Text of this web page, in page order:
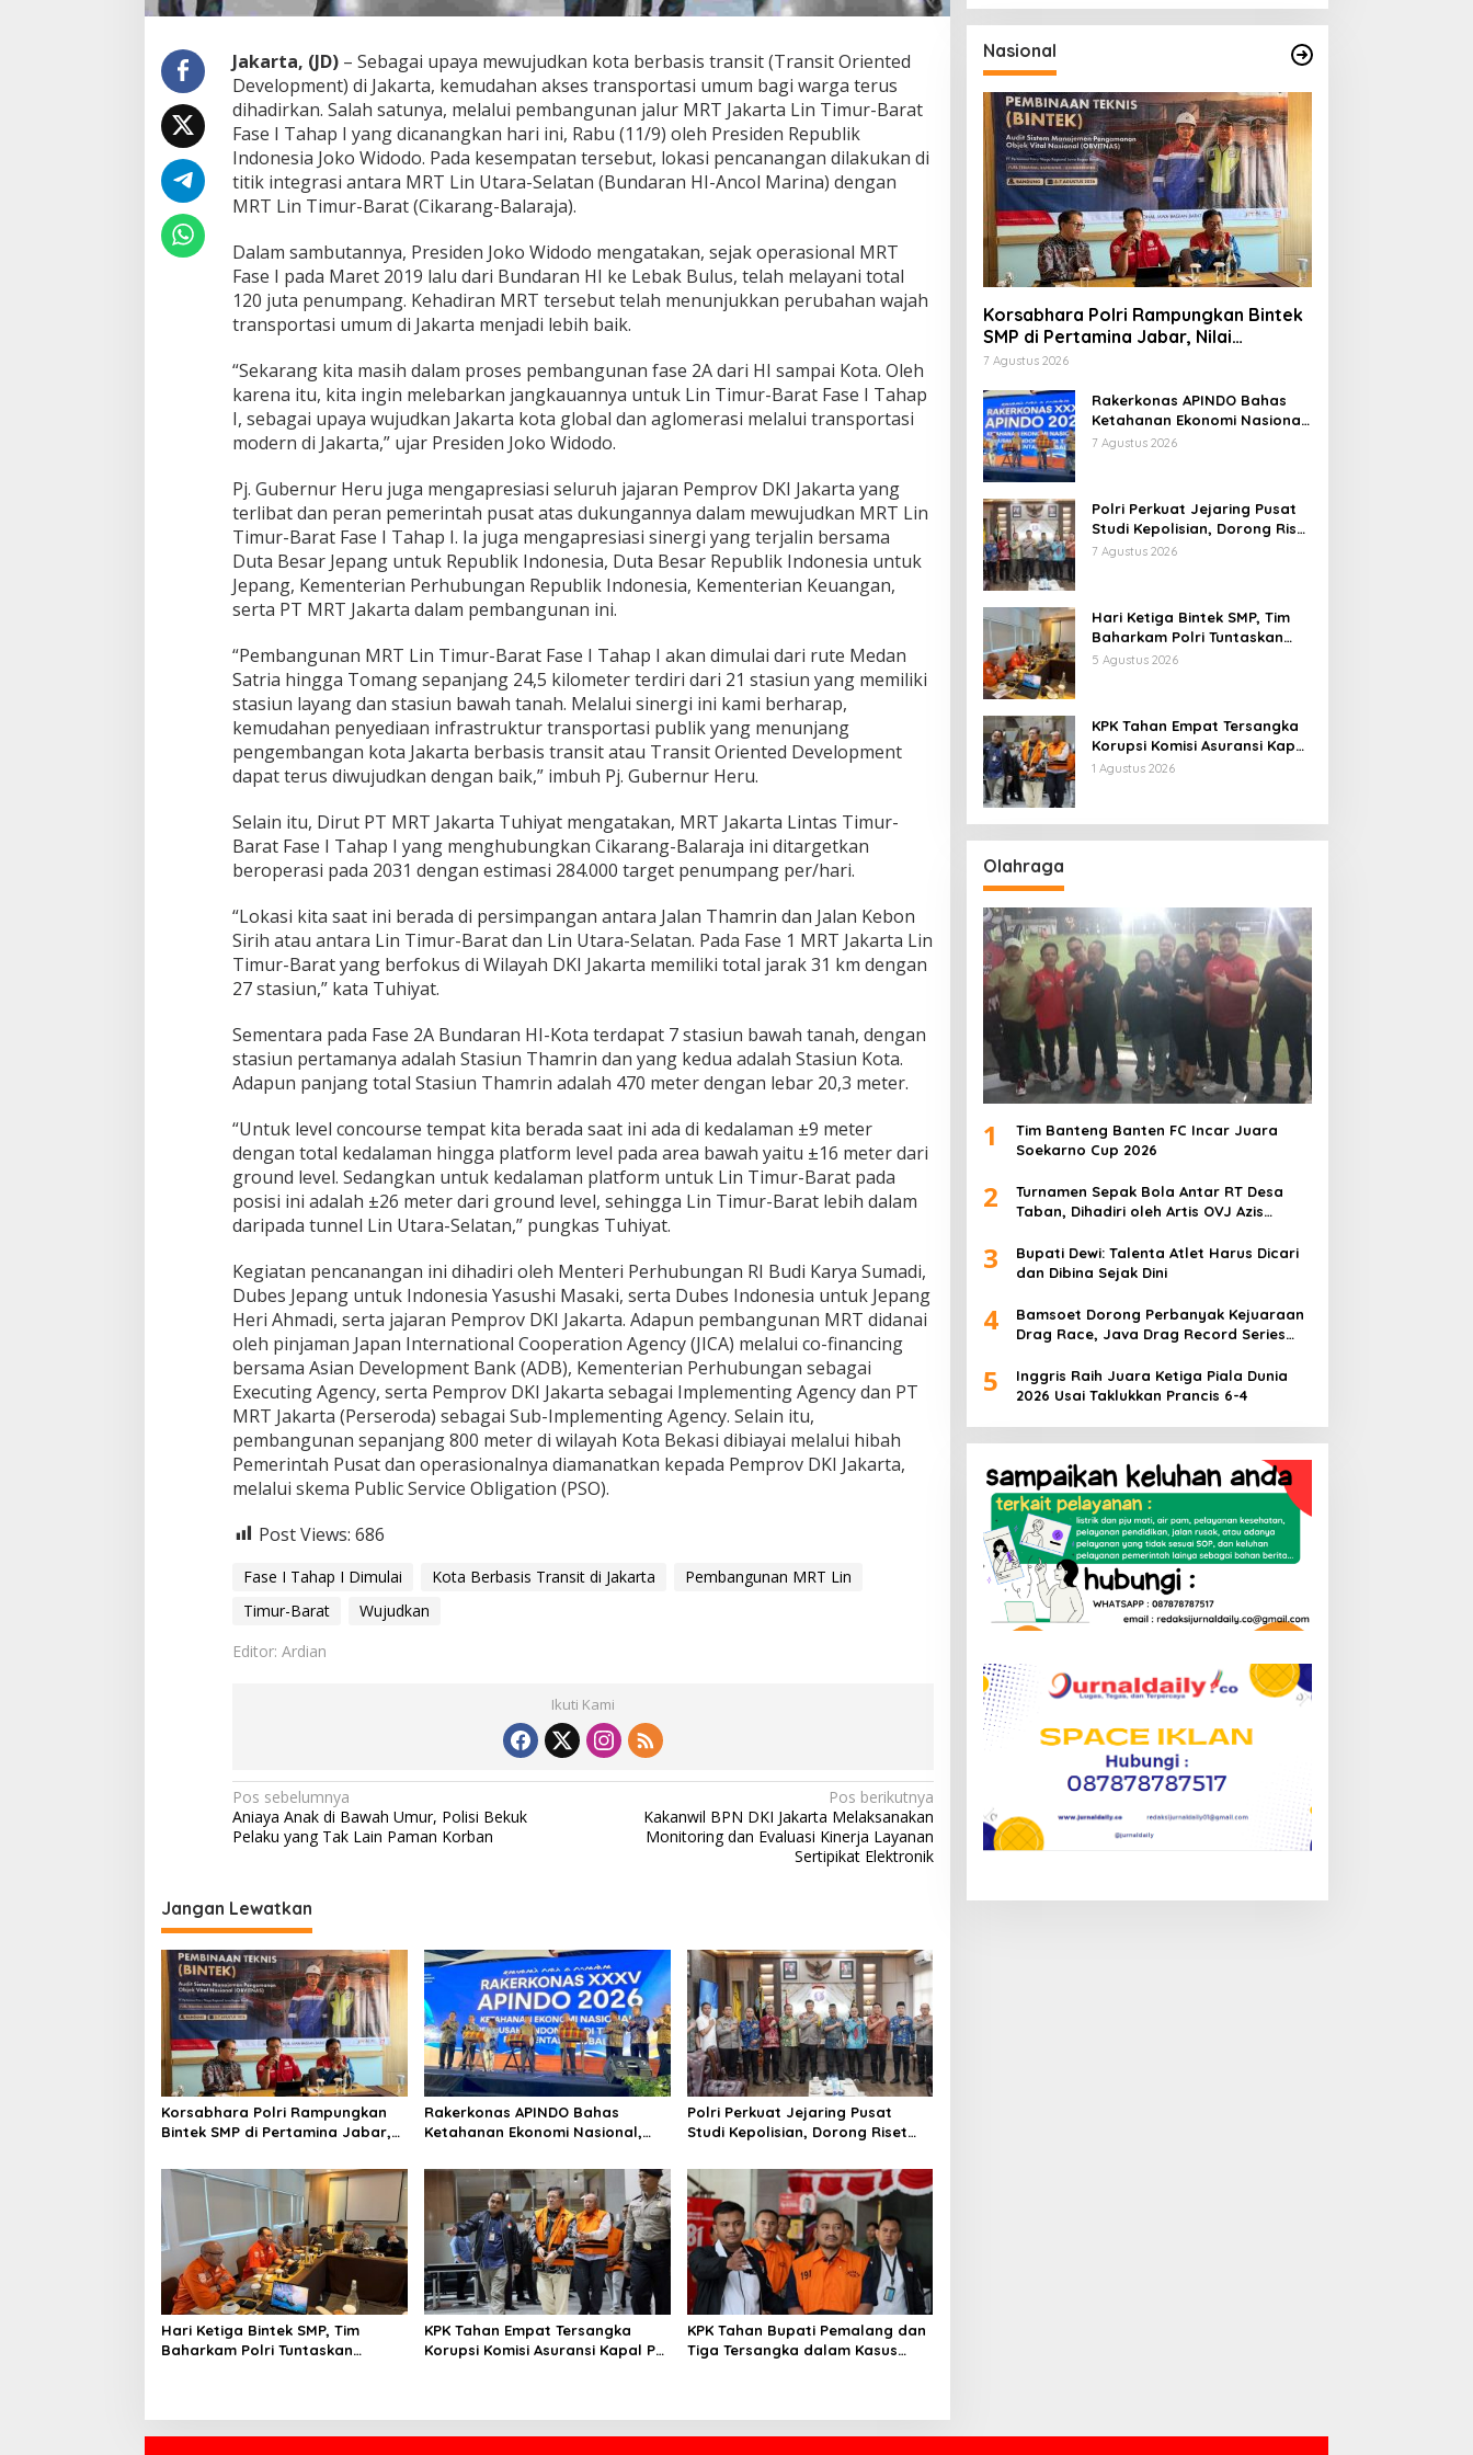
e
n
g
u
n
a
n
M
T
L
n
T
m
u
r
-
B
r
a
t
F
a
s
e
a
a
p
D
i
u
l
i
Jakarta, (JD)– Sebagai upaya mewujudkan kota berbasis transit (Transit Oriented
Development) di Jakarta, kemudahan akses transportasi umum bagi warga terus
dihadirkan. Salah satunya, melalui pembangunan jalur MRT Jakarta Lin Timur-Barat
Fase I Tahap I yang dicanangkan hari ini, Rabu (11/9) oleh Presiden Republik
Indonesia Joko Widodo. Pada kesempatan tersebut, lokasi pencanangan dilakukan di
titik integrasi antara MRT Lin Utara-Selatan (Bundaran HI-Ancol Marina) dengan
MRT Lin Timur-Barat (Cikarang-Balaraja).
Dalam sambutannya, Presiden Joko Widodo mengatakan, sejak operasional MRT
Fase I pada Maret 2019 lalu dari Bundaran HI ke Lebak Bulus, telah melayani total
120 juta penumpang. Kehadiran MRT tersebut telah menunjukkan perubahan wajah
transportasi umum di Jakarta menjadi lebih baik.
“Sekarang kita masih dalam proses pembangunan fase 2A dari HI sampai Kota. Oleh
karena itu, kita ingin melebarkan jangkauannya untuk Lin Timur-Barat Fase I Tahap
I, sebagai upaya wujudkan Jakarta kota global dan aglomerasi melalui transportasi
modern di Jakarta,” ujar Presiden Joko Widodo.
Pj. Gubernur Heru juga mengapresiasi seluruh jajaran Pemprov DKI Jakarta yang
terlibat dan peran pemerintah pusat atas dukungannya dalam mewujudkan MRT Lin
Timur-Barat Fase I Tahap I. Ia juga mengapresiasi sinergi yang terjalin bersama
Duta Besar Jepang untuk Republik Indonesia, Duta Besar Republik Indonesia untuk
Jepang, Kementerian Perhubungan Republik Indonesia, Kementerian Keuangan,
serta PT MRT Jakarta dalam pembangunan ini.
“Pembangunan MRT Lin Timur-Barat Fase I Tahap I akan dimulai dari rute Medan
Satria hingga Tomang sepanjang 24,5 kilometer terdiri dari 21 stasiun yang memiliki
stasiun layang dan stasiun bawah tanah. Melalui sinergi ini kami berharap,
kemudahan penyediaan infrastruktur transportasi publik yang menunjang
pengembangan kota Jakarta berbasis transit atau Transit Oriented Development
dapat terus diwujudkan dengan baik,” imbuh Pj. Gubernur Heru.
Selain itu, Dirut PT MRT Jakarta Tuhiyat mengatakan, MRT Jakarta Lintas Timur-
Barat Fase I Tahap I yang menghubungkan Cikarang-Balaraja ini ditargetkan
beroperasi pada 2031 dengan estimasi 284.000 target penumpang per/hari.
“Lokasi kita saat ini berada di persimpangan antara Jalan Thamrin dan Jalan Kebon
Sirih atau antara Lin Timur-Barat dan Lin Utara-Selatan. Pada Fase 1 MRT Jakarta Lin
Timur-Barat yang berfokus di Wilayah DKI Jakarta memiliki total jarak 31 km dengan
27 stasiun,” kata Tuhiyat.
Sementara pada Fase 2A Bundaran HI-Kota terdapat 7 stasiun bawah tanah, dengan
stasiun pertamanya adalah Stasiun Thamrin dan yang kedua adalah Stasiun Kota.
Adapun panjang total Stasiun Thamrin adalah 470 meter dengan lebar 20,3 meter.
“Untuk level concourse tempat kita berada saat ini ada di kedalaman ±9 meter
dengan total kedalaman hingga platform level pada area bawah yaitu ±16 meter dari
ground level. Sedangkan untuk kedalaman platform untuk Lin Timur-Barat pada
posisi ini adalah ±26 meter dari ground level, sehingga Lin Timur-Barat lebih dalam
daripada tunnel Lin Utara-Selatan,” pungkas Tuhiyat.
Kegiatan pencanangan ini dihadiri oleh Menteri Perhubungan RI Budi Karya Sumadi,
Dubes Jepang untuk Indonesia Yasushi Masaki, serta Dubes Indonesia untuk Jepang
Heri Ahmadi, serta jajaran Pemprov DKI Jakarta. Adapun pembangunan MRT didanai
oleh pinjaman Japan International Cooperation Agency (JICA) melalui co-financing
bersama Asian Development Bank (ADB), Kementerian Perhubungan sebagai
Executing Agency, serta Pemprov DKI Jakarta sebagai Implementing Agency dan PT
MRT Jakarta (Perseroda) sebagai Sub-Implementing Agency. Selain itu,
pembangunan sepanjang 800 meter di wilayah Kota Bekasi dibiayai melalui hibah
Pemerintah Pusat dan operasionalnya diamanatkan kepada Pemprov DKI Jakarta,
melalui skema Public Service Obligation (PSO).
Post Views: 686
Fase I Tahap I Dimulai Kota Berbasis Transit di Jakarta
Pembangunan MRT Lin
Timur-Barat
Wujudkan
Editor: Ardian
Ikuti Kami
N
a
i
g
a
s
i
p
o
s
Pos sebelumnya
Aniaya Anak di Bawah Umur, Polisi Bekuk
Pelaku yang Tak Lain Paman Korban
Pos berikutnya
Kakanwil BPN DKI Jakarta Melaksanakan
Monitoring dan Evaluasi Kinerja Layanan
Sertipikat Elektronik
Jangan Lewatkan
Korsabhara Polri Rampungkan
Bintek SMP di Pertamina Jabar,
Persen
Rakerkonas APINDO Bahas
Ketahanan Ekonomi Nasional,
Kolaborasi Lintas Sektor
Polri Perkuat Jejaring Pusat
Studi Kepolisian, Dorong Riset
Hari Ketiga Bintek SMP, Tim
Baharkam Polri Tuntaskan
KPK Tahan Empat Tersangka
Korupsi Komisi Asuransi Kapal PT
KPK Tahan Bupati Pemalang dan
Tiga Tersangka dalam Kasus
Nasional
Korsabhara Polri Rampungkan Bintek
SMP di Pertamina Jabar, Nilai
Pengamanan Capai 88,44 Persen
7 Agustus 2026
Rakerkonas APINDO Bahas
Ketahanan Ekonomi Nasional,
IMO Indonesia Soroti
7 Agustus 2026
Polri Perkuat Jejaring Pusat
Studi Kepolisian, Dorong Riset
Jadi Dasar Kebijakan dan
7 Agustus 2026
Hari Ketiga Bintek SMP, Tim
Baharkam Polri Tuntaskan
Pemeriksaan Pola
5 Agustus 2026
KPK Tahan Empat Tersangka
Korupsi Komisi Asuransi Kapal
PT Pelni
1 Agustus 2026
Olahraga
1
Tim Banteng Banten FC Incar Juara
Soekarno Cup 2026
2
Turnamen Sepak Bola Antar RT Desa
Taban, Dihadiri oleh Artis OVJ Azis
3
Bupati Dewi: Talenta Atlet Harus Dicari
dan Dibina Sejak Dini
4
Bamsoet Dorong Perbanyak Kejuaraan
Drag Race, Java Drag Record Series
Muda
5
Inggris Raih Juara Ketiga Piala Dunia
2026 Usai Taklukkan Prancis 6-4